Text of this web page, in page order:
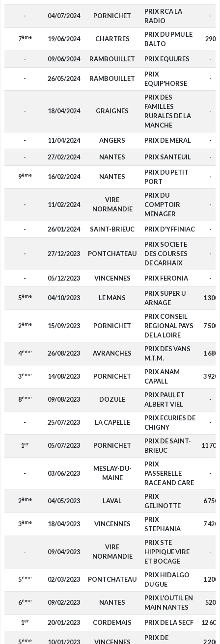
- 04/07/2024 PORNICHET
PRIX RCA LA
RADIO
-
7ème 19/06/2024 CHARTRES
PRIX DU PMU LE
BALTO
290
- 09/06/2024 RAMBOUILLET PRIX EQUURES -
- 26/05/2024 RAMBOUILLET
PRIX
EQUIP'HORSE
-
- 18/04/2024 GRAIGNES
PRIX DES
FAMILLES
RURALES DE LA
MANCHE
-
- 11/04/2024 ANGERS PRIX DE MERAL -
- 27/02/2024 NANTES PRIX SANTEUIL -
9ème 16/02/2024 NANTES
PRIX DU PETIT
PORT
-
- 11/02/2024
VIRE
NORMANDIE
PRIX DU
COMPTOIR
MENAGER
-
- 26/01/2024 SAINT-BRIEUC PRIX D'YFFINIAC -
- 27/12/2023 PONTCHATEAU
PRIX SOCIETE
DES COURSES
DE CARHAIX
-
- 05/12/2023 VINCENNES PRIX FERONIA -
5ème 04/10/2023 LE MANS
PRIX SUPER U
ARNAGE
1 300
2ème 15/09/2023 PORNICHET
PRIX CONSEIL
REGIONAL PAYS
DE LA LOIRE
7 500
4ème 26/08/2023 AVRANCHES
PRIX DES VANS
M.T.M.
1 680
3ème 14/08/2023 PORNICHET
PRIX ANAM
CAPALL
3 920
8ème 09/08/2023 DOZULE
PRIX PAUL ET
ALBERT VIEL
-
- 25/07/2023 LA CAPELLE
PRIX ECURIES DE
CHIGNY
-
1er 05/07/2023 PORNICHET
PRIX DE SAINT-
BRIEUC
11 700
- 03/06/2023
MESLAY-DU-
MAINE
PRIX
PASSERELLE
RACE AND CARE
-
2ème 04/05/2023 LAVAL
PRIX
GELINOTTE
6 750
3ème 18/04/2023 VINCENNES
PRIX
STEPHANIA
7 420
- 09/04/2023
VIRE
NORMANDIE
PRIX STE
HIPPIQUE VIRE
ET BOCAGE
-
5ème 02/03/2023 PONTCHATEAU
PRIX HIDALGO
DU GUE
1 200
6ème 09/02/2023 NANTES
PRIX L'OUTIL EN
MAIN NANTES
520
1er 20/01/2023 CORDEMAIS PRIX DE LA SECF 12 600
5ème 10/01/2023 VINCENNES
PRIX DE
2 200